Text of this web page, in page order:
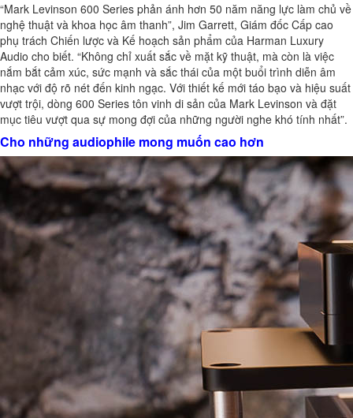
“Mark Levinson 600 Series phản ánh hơn 50 năm năng lực làm chủ về
nghệ thuật và khoa học âm thanh”, Jim Garrett, Giám đốc Cấp cao
phụ trách Chiến lược và Kế hoạch sản phẩm của Harman Luxury
Audio cho biết. “Không chỉ xuất sắc về mặt kỹ thuật, mà còn là việc
nắm bắt cảm xúc, sức mạnh và sắc thái của một buổi trình diễn âm
nhạc với độ rõ nét đến kinh ngạc. Với thiết kế mới táo bạo và hiệu suất
vượt trội, dòng 600 Series tôn vinh di sản của Mark Levinson và đặt
mục tiêu vượt qua sự mong đợi của những người nghe khó tính nhất”.
Cho những audiophile mong muốn cao hơn